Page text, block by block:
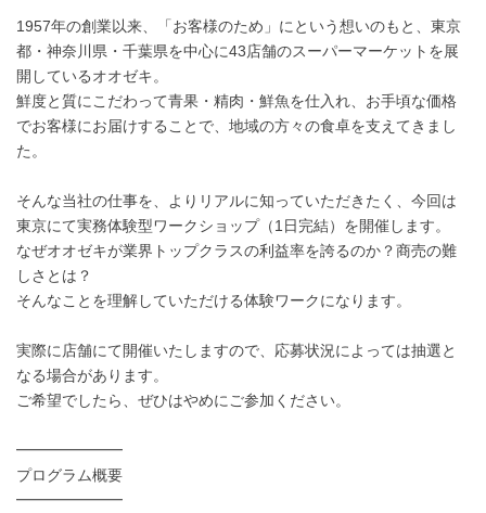
1957年の創業以来、「お客様のため」にという想いのもと、東京
都・神奈川県・千葉県を中心に43店舗のスーパーマーケットを展
開しているオオゼキ。
鮮度と質にこだわって青果・精肉・鮮魚を仕入れ、お手頃な価格
でお客様にお届けすることで、地域の方々の食卓を支えてきまし
た。
そんな当社の仕事を、よりリアルに知っていただきたく、今回は
東京にて実務体験型ワークショップ（1日完結）を開催します。
なぜオオゼキが業界トップクラスの利益率を誇るのか？商売の難
しさとは？
そんなことを理解していただける体験ワークになります。
実際に店舗にて開催いたしますので、応募状況によっては抽選と
なる場合があります。
ご希望でしたら、ぜひはやめにご参加ください。
━━━━━━━
プログラム概要
━━━━━━━